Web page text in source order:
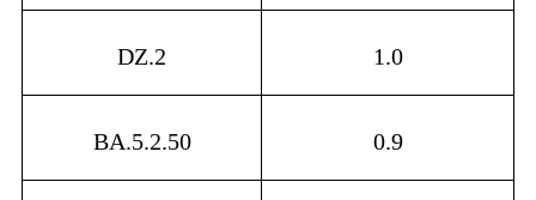
DZ.2 1.0
BA.5.2.50 0.9